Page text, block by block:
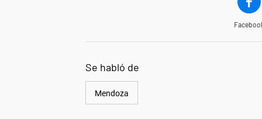
Se habló de
Mendoza